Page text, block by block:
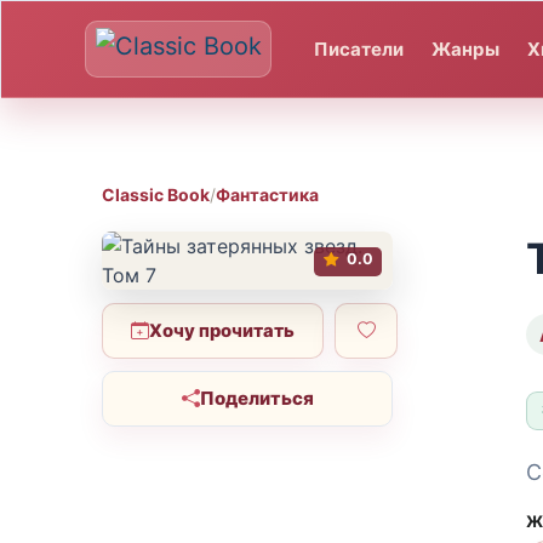
Писатели Жанры
Classic Book/Фантастика
0.0
Хочу прочитать
Поделиться